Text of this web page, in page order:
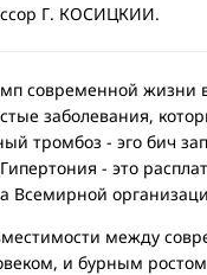
Г. КОСИЦКИИ.
современной жизни в
заболевания,
тромбоз - эго бич
- это
Всемирной
между
и бурным